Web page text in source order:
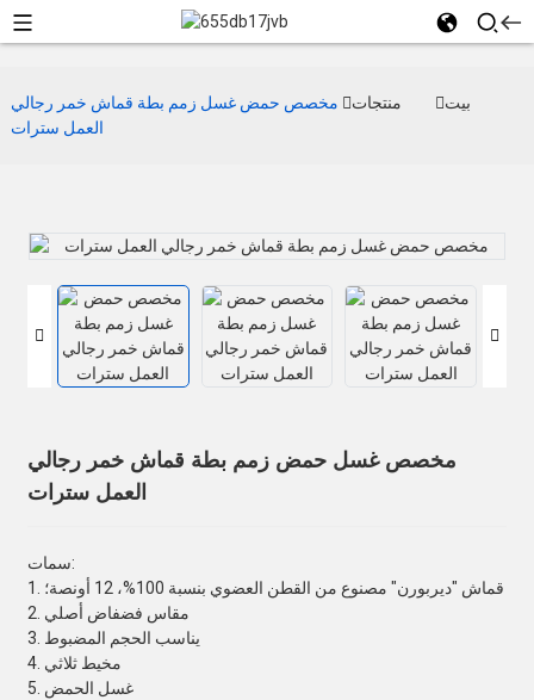
بيت منتجات
مخصص حمض غسل زمم بطة قماش خمر رجالي
العمل سترات
مخصص غسل حمض زمم بطة قماش خمر رجالي
العمل سترات
سمات:
1. قماش "ديربورن" مصنوع من القطن العضوي بنسبة 100%، 12 أونصة؛
2. مقاس فضفاض أصلي
3. يناسب الحجم المضبوط
4. مخيط ثلاثي
5. غسل الحمض